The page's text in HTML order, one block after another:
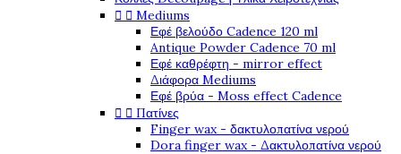
  Mediums
Εφέ βελούδο Cadence 120 ml
Antique Powder Cadence 70 ml
Εφέ καθρέφτη - mirror effect
Διάφορα Mediums
Εφέ βρύα - Moss effect Cadence
  Πατίνες
Finger wax - δακτυλοπατίνα νερού
Dora finger wax - Δακτυλοπατίνα νερού